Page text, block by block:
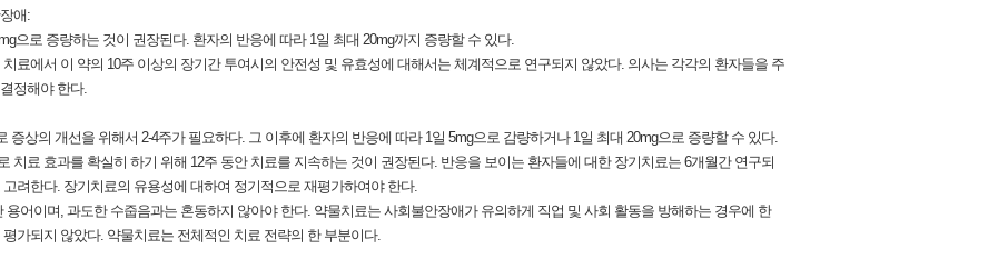
애:
으로 증량하는 것이 권장된다. 환자의 반응에 따라 1일 최대 20mg까지 증량할 수 있다.
료에서 이 약의 10주 이상의 장기간 투여시의 안전성 및 유효성에 대해서는 체계적으로 연구되지 않았다. 의사는 각각의 환자들을 주
정해야 한다.
증상의 개선을 위해서 2-4주가 필요하다. 그 이후에 환자의 반응에 따라 1일 5mg으로 감량하거나 1일 최대 20mg으로 증량할 수 있다.
치료 효과를 확실히 하기 위해 12주 동안 치료를 지속하는 것이 권장된다. 반응을 보이는 환자들에 대한 장기치료는 6개월간 연구되
려한다. 장기치료의 유용성에 대하여 정기적으로 재평가하여야 한다.
어이며, 과도한 수줍음과는 혼동하지 않아야 한다. 약물치료는 사회불안장애가 유의하게 직업 및 사회 활동을 방해하는 경우에 한
가되지 않았다. 약물치료는 전체적인 치료 전략의 한 부분이다.